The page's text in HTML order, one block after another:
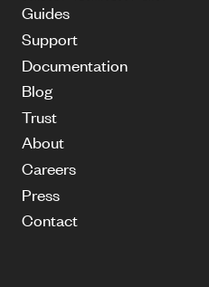
Guides
Support
Documentation
Blog
Trust
About
Careers
Press
Contact